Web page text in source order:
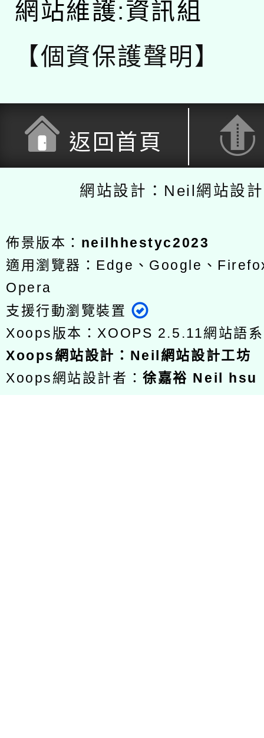
網站維護:資訊組
【個資保護聲明】
返回首頁
網站設計：Neil網站設
佈景版本： neilhhestyc2023
適用瀏覽器：Edge、Google、
Opera
支援行動瀏覽裝置
Xoops版本：XOOPS 2.5.11網站語
Xoops網站設計 ： Neil網站設計工坊
Xoops網站設計者：徐嘉裕 Neil hsu